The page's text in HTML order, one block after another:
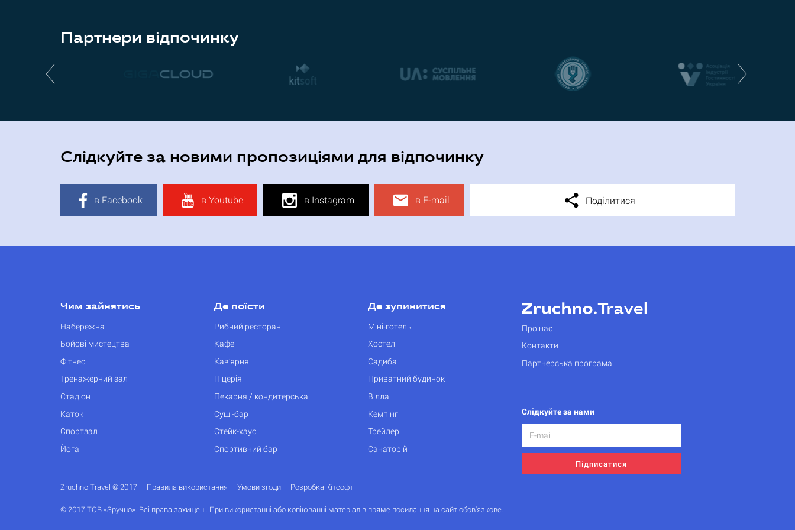
Партнери відпочинку
Слідкуйте за новими пропозиціями для відпочинку
в Facebook в Youtube в Instagram в E-mail Поділитися
Чим зайнятись
Набережна
Бойові мистецтва
Фітнес
Тренажерний зал
Стадіон
Каток
Спортзал
Йога
Де поїсти
Рибний ресторан
Кафе
Кав’ярня
Піцерія
Пекарня / кондитерська
Суші-бар
Стейк-хаус
Спортивний бар
Де зупинитися
Міні-готель
Хостел
Садиба
Приватний будинок
Вілла
Кемпінг
Трейлер
Санаторій
Про нас
Контакти
Партнерська програма
Слідкуйте за нами
Підписатися
Zruchno.Travel © 2017 Правила використання Умови згоди Розробка Кітсофт
© 2017 ТОВ «Зручно». Всі права захищені. При використанні або копіюванні матеріалів пряме посилання на сайт обов'язкове.